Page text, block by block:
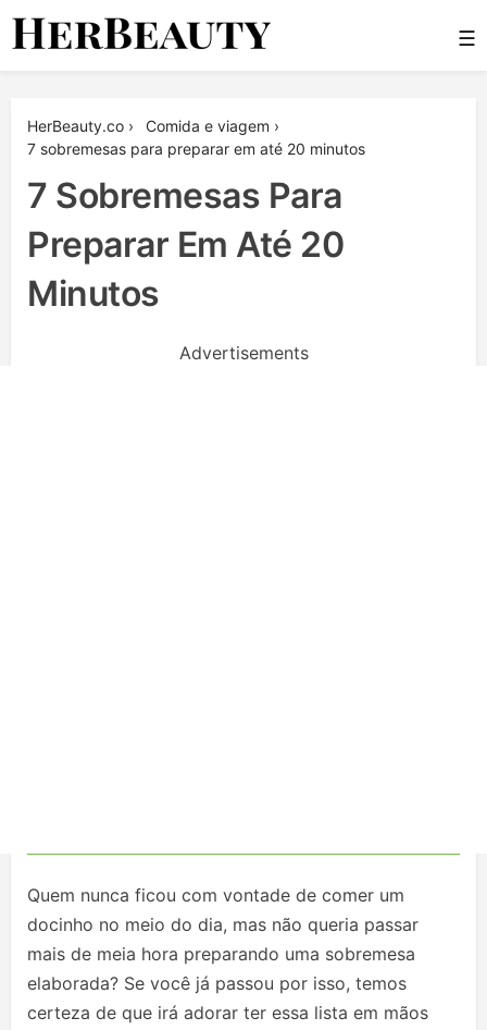
Skip
☰
HerBeauty.co › Сomida e viagem ›
7 sobremesas para preparar em até 20 minutos
7 Sobremesas Para
Preparar Em Até 20
Minutos
Advertisements
Quem nunca ficou com vontade de comer um
docinho no meio do dia, mas não queria passar
mais de meia hora preparando uma sobremesa
elaborada? Se você já passou por isso, temos
certeza de que irá adorar ter essa lista em mãos